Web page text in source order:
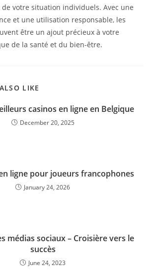
de votre situation individuels. Avec une
et une utilisation responsable, les
être un ajout précieux à votre
de la santé et du bien-être.
LIKE
casinos en ligne en Belgique
December 20, 2025
ligne pour joueurs francophones
January 24, 2026
médias sociaux – Croisière vers le
succès
June 24, 2023